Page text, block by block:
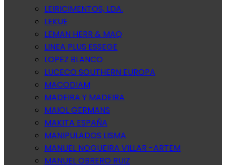
LEIRICIMENTOS, LDA.
LEKUE
LEMAN HERR & MAQ
LINEA PLUS ESSEGE
LOPEZ BLANCO
LUCECO SOUTHERN EUROPA
MACODIAM
MADEIRA Y MADEIRA
MAIOL GERMANS
MAKITA ESPAÑA
MANIPULADOS LISMA
MANUEL NOGUEIRA VILLAR -ARTEM
MANUEL OBRERO RUIZ